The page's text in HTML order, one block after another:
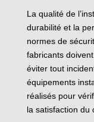
La qualité de
durabilité et la
normes de
fabricants
éviter tout
équipements
réalisés pour
la satisfaction du